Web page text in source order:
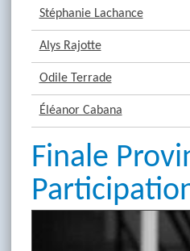
Stéphanie Lachance
Alys Rajotte
Odile Terrade
Éléanor Cabana
Finale